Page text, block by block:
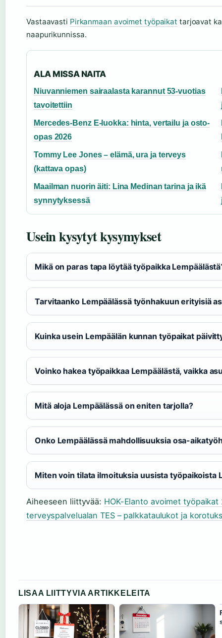
Vastaavasti Pirkanmaan avoimet työpaikat tarjoavat
naapurikunnissa.
ALA MISSA NAITA
Niuvanniemen sairaalasta karannut 53-vuotias
tavoitettiin
Mercedes-Benz E-luokka: hinta, vertailu ja osto-
opas 2026
Tommy Lee Jones – elämä, ura ja terveys
(kattava opas)
Maailman nuorin äiti: Lina Medinan tarina ja ikä
synnytyksessä
Usein kysytyt kysymykset
Mikä on paras tapa löytää työpaikka
Tarvitaanko Lempäälässä työnhakuun erityisiä
Kuinka usein Lempäälän kunnan työpaikat
Voinko hakea työpaikkaa Lempäälästä, vaikka
Mitä aloja Lempäälässä on eniten tarjolla?
Onko Lempäälässä mahdollisuuksia osa-
Miten voin tilata ilmoituksia uusista työpaikoista
Aiheeseen liittyvää: HOK-Elanto avoimet
terveyspalvelualan TES – palkkataulukot ja
LISAA LIITTYVIA ARTIKKELEITA